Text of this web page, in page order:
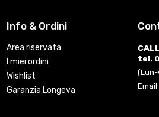
Info & Ordini
Area riservata
I miei ordini
Wishlist
Garanzia Longeva
tel.
(Lun-